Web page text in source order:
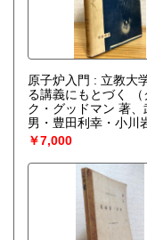
原子炉入門 : 立教大
る講義にもとづく
ク・グッドマン 著、
男・豊田利幸・小川
編）
￥7,000